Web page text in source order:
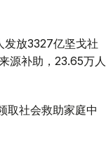
发放3327亿坚戈社
源补助，23.65万人
取社会救助家庭中